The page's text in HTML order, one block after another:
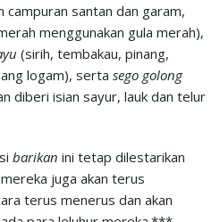
santan dan garam,
menggunakan gula merah),
(sirih, tembakau, pinang,
logam), serta sego golong
diberi isian sayur, lauk dan telur
barikan ini tetap dilestarikan
juga akan terus
terus menerus dan akan